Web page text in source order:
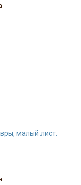
малый лист.